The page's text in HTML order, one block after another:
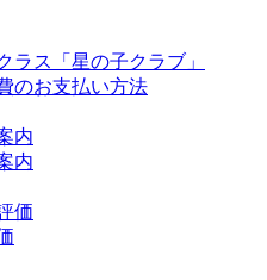
ラス「星の子クラブ」
のお支払い方法
内
内
価